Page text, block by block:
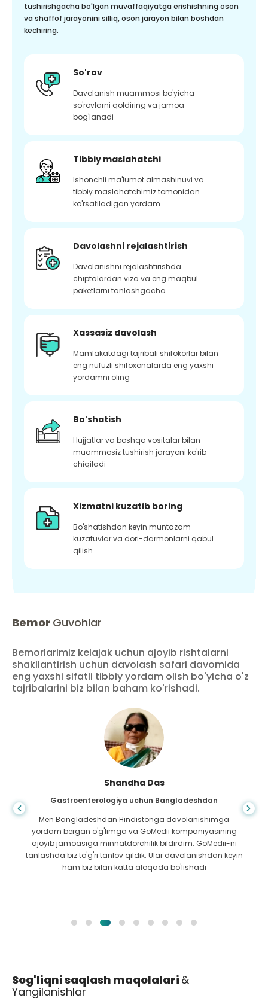
tushirishgacha bo'lgan muvaffaqiyatga erishishning oson
va shaffof jarayonini silliq, oson jarayon bilan boshdan
kechiring.
So'rov
Davolanish muammosi bo'yicha
so'rovlarni qoldiring va jamoa
bog'lanadi
Tibbiy maslahatchi
Ishonchli ma'lumot almashinuvi va
tibbiy maslahatchimiz tomonidan
ko'rsatiladigan yordam
Davolashni rejalashtirish
Davolanishni rejalashtirishda
chiptalardan viza va eng maqbul
paketlarni tanlashgacha
Xassasiz davolash
Mamlakatdagi tajribali shifokorlar bilan
eng nufuzli shifoxonalarda eng yaxshi
yordamni oling
Bo'shatish
Hujjatlar va boshqa vositalar bilan
muammosiz tushirish jarayoni ko'rib
chiqiladi
Xizmatni kuzatib boring
Bo'shatishdan keyin muntazam
kuzatuvlar va dori-darmonlarni qabul
qilish
Bemor Guvohlar
Bemorlarimiz kelajak uchun ajoyib rishtalarni
shakllantirish uchun davolash safari davomida
eng yaxshi sifatli tibbiy yordam olish bo'yicha o'z
tajribalarini biz bilan baham ko'rishadi.
Shandha Das
Gastroenterologiya uchun Bangladeshdan
Men Bangladeshdan Hindistonga davolanishimga
yordam bergan o'g'limga va GoMedii kompaniyasining
ajoyib jamoasiga minnatdorchilik bildirdim. GoMedii-ni
tanlashda biz to'g'ri tanlov qildik. Ular davolanishdan keyin
ham biz bilan katta aloqada bo'lishadi
Sog'liqni saqlash maqolalari &
Yangilanishlar